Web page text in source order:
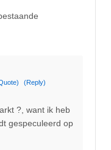
(Reply)
?, want ik heb
gespeculeerd op